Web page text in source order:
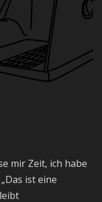
mir Zeit, ich habe
ist eine